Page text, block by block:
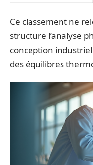
Ce classement ne
structure l’analyse
conception
des équilibres